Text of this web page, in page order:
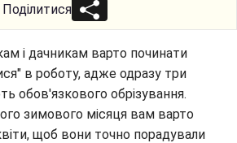
Поділитися
і дачникам варто починати
в роботу, адже одразу три
обов'язкового обрізування.
зимового місяця вам варто
щоб вони точно порадували